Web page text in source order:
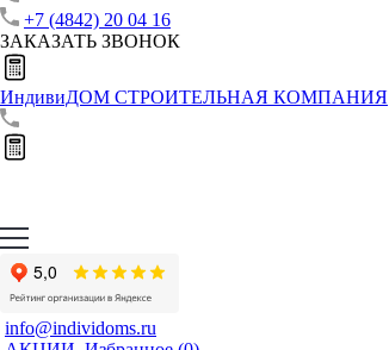
+7 (4842) 20 04 16
ЗАКАЗАТЬ ЗВОНОК
ИндивиДОМ СТРОИТЕЛЬНАЯ КОМПАНИЯ
info@individoms.ru